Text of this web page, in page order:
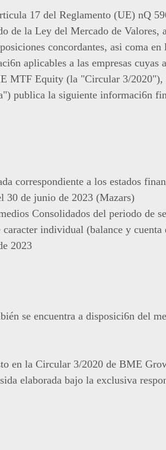
17 del Reglamento (UE) nQ
de la Ley del Mercado de Valores,
concordantes, asi coma
aplicables a las empresas cuyas
MTF Equity (la "Circular 3/
publica la siguiente informaci6n
correspondiente a los estados
30 de junio de 2023 (Mazars)
Consolidados del periodo de
individual (balance y cuenta
2023
se encuentra a disposici6n del
en la Circular 3/2020 de BME
elaborada bajo la exclusiva